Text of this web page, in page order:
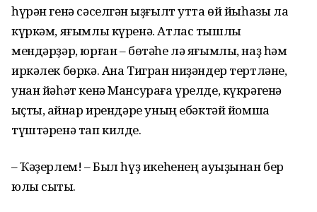
һүрән генә сәселгән ҡыҙғылт утта өй йыһазы ла
күркәм, яғымлы күренә. Атлас тышлы
мендәрҙәр, юрған – бөтәһе лә яғымлы, наҙ һәм
иркәлек бөркә. Ана Тигран ниҙәндер тертләне,
унан йәһәт кенә Мансураға үрелде, күкрәгенә
ҡыҫты, ҡайнар ирендәре уның ебәктәй йомшаҡ
түштәренә тап килде.
– Ҡәҙерлем! – Был һүҙ икеһенең ауыҙынан бер
юлы сыҡты.